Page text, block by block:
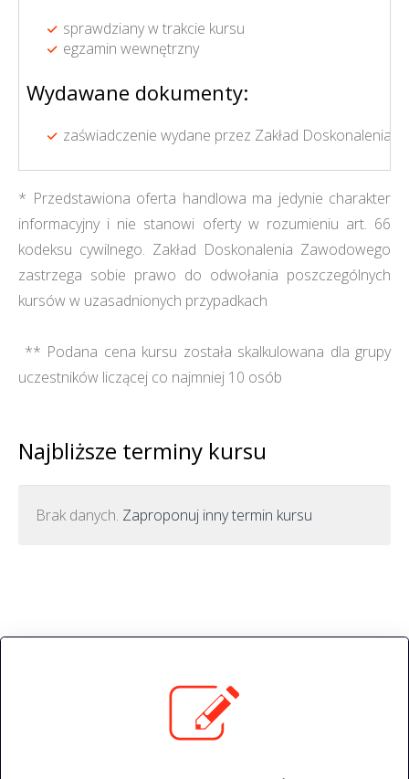
sprawdziany w trakcie kursu
egzamin wewnętrzny
Wydawane dokumenty:
zaświadczenie wydane przez Zakład Doskonalenia
* Przedstawiona oferta handlowa ma jedynie charakter
informacyjny i nie stanowi oferty w rozumieniu art. 66
kodeksu cywilnego. Zakład Doskonalenia Zawodowego
zastrzega sobie prawo do odwołania poszczególnych
kursów w uzasadnionych przypadkach
** Podana cena kursu została skalkulowana dla grupy
uczestników liczącej co najmniej 10 osób
Najbliższe terminy kursu
Brak danych. Zaproponuj inny termin kursu